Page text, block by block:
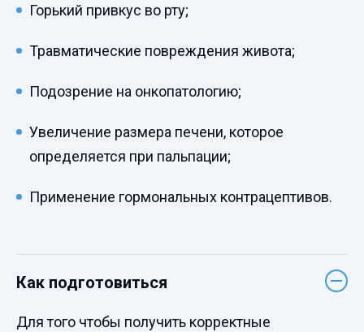
Горький привкус во рту;
Травматические повреждения живота;
Подозрение на онкопатологию;
Увеличение размера печени, которое
определяется при пальпации;
Применение гормональных контрацептивов.
Как подготовиться
Для того чтобы получить корректные